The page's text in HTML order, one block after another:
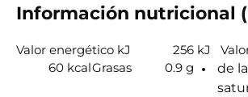
Información nutricional
Valor energético kJ 256 kJ
60 kcalGrasas 0.9 g
de